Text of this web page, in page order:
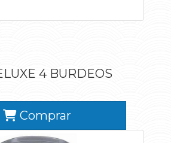
4 BURDEOS
Comprar